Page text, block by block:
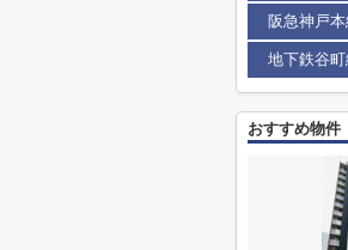
阪急神戸
地下鉄谷
おすすめ物件